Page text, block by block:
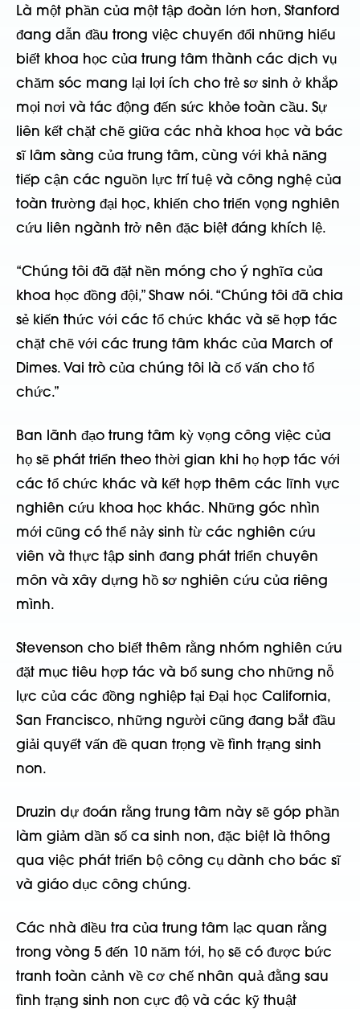
Là một phần của một tập đoàn lớn hơn, Stanford
đang dẫn đầu trong việc chuyển đổi những hiểu
biết khoa học của trung tâm thành các dịch vụ
chăm sóc mang lại lợi ích cho trẻ sơ sinh ở khắp
mọi nơi và tác động đến sức khỏe toàn cầu. Sự
liên kết chặt chẽ giữa các nhà khoa học và bác
sĩ lâm sàng của trung tâm, cùng với khả năng
tiếp cận các nguồn lực trí tuệ và công nghệ của
toàn trường đại học, khiến cho triển vọng nghiên
cứu liên ngành trở nên đặc biệt đáng khích lệ.
“Chúng tôi đã đặt nền móng cho ý nghĩa của
khoa học đồng đội,” Shaw nói. “Chúng tôi đã chia
sẻ kiến thức với các tổ chức khác và sẽ hợp tác
chặt chẽ với các trung tâm khác của March of
Dimes. Vai trò của chúng tôi là cố vấn cho tổ
chức.”
Ban lãnh đạo trung tâm kỳ vọng công việc của
họ sẽ phát triển theo thời gian khi họ hợp tác với
các tổ chức khác và kết hợp thêm các lĩnh vực
nghiên cứu khoa học khác. Những góc nhìn
mới cũng có thể nảy sinh từ các nghiên cứu
viên và thực tập sinh đang phát triển chuyên
môn và xây dựng hồ sơ nghiên cứu của riêng
mình.
Stevenson cho biết thêm rằng nhóm nghiên cứu
đặt mục tiêu hợp tác và bổ sung cho những nỗ
lực của các đồng nghiệp tại Đại học California,
San Francisco, những người cũng đang bắt đầu
giải quyết vấn đề quan trọng về tình trạng sinh
non.
Druzin dự đoán rằng trung tâm này sẽ góp phần
làm giảm dần số ca sinh non, đặc biệt là thông
qua việc phát triển bộ công cụ dành cho bác sĩ
và giáo dục công chúng.
Các nhà điều tra của trung tâm lạc quan rằng
trong vòng 5 đến 10 năm tới, họ sẽ có được bức
tranh toàn cảnh về cơ chế nhân quả đằng sau
tình trạng sinh non cực độ và các kỹ thuật